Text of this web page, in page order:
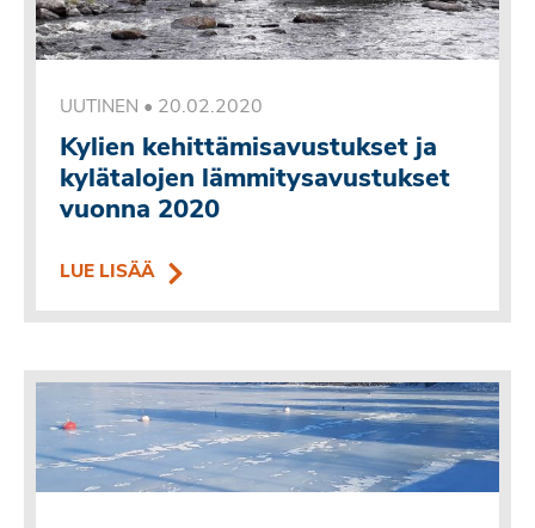
UUTINEN • 20.02.2020
Kylien kehittämisavustukset ja
kylätalojen lämmitysavustukset
vuonna 2020
LUE LISÄÄ